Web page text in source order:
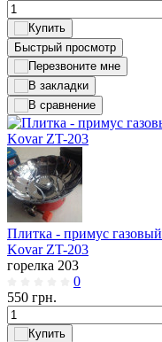
Быстрый просмотр
Плитка - примус газовый
Kovar ZT-203
горелка 203
0
550 грн.